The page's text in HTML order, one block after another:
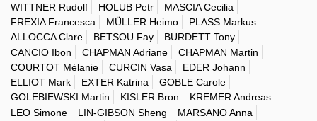
WITTNER Rudolf HOLUB Petr
MASCIA Cecilia
FREXIA Francesca
MÜLLER Heimo
PLASS Markus
ALLOCCA Clare
BETSOU Fay
BURDETT Tony
CANCIO Ibon
CHAPMAN Adriane
CHAPMAN Martin
COURTOT Mélanie
CURCIN Vasa
EDER Johann
ELLIOT Mark
EXTER Katrina
GOBLE Carole
GOLEBIEWSKI Martin
KISLER Bron
KREMER Andreas
LEO Simone
LIN-GIBSON Sheng
MARSANO Anna